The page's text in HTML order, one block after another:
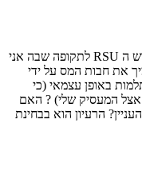
שלום, נניח למשל שאני דוחה את מימוש ה RSU לתקופה שבה אני
את חבות המס על ידי
באופן עצמאי (כי
אצל המעסיק שלי) ? האם
הרעיון הוא בבחינת